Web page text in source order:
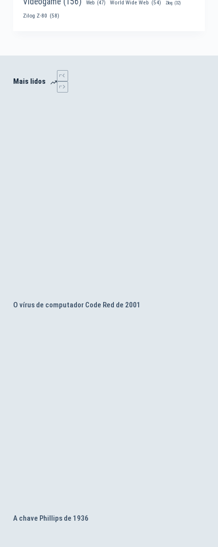
Web (47) World Wide Web (54) Zilog (32)
Zilog Z-80 (58)
Mais lidos
O vírus de computador Code Red de 2001
A chave Phillips de 1936